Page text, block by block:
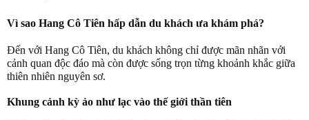
Vì sao Hang Cô Tiên hấp dẫn du khách ưa khám phá?
Đến với Hang Cô Tiên, du khách không chỉ được mãn nhãn với
cảnh quan độc đáo mà còn được sống trọn từng khoảnh khắc giữa
thiên nhiên nguyên sơ.
Khung cảnh kỳ ảo như lạc vào thế giới thần tiên